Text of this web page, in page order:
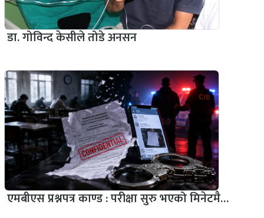
डा. गोविन्द केसीले तोडे अनसन
एमबीएस प्रश्नपत्र काण्ड : परीक्षा सुरु भएको मिनेटमै…